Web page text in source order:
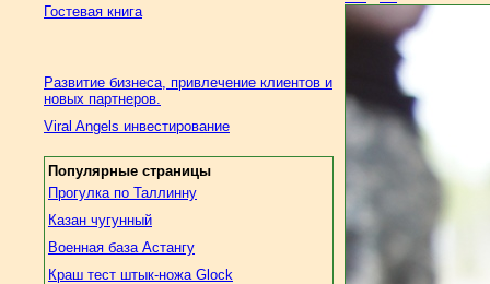
Гостевая книга
Развитие бизнеса, привлечение клиентов и
новых партнеров.
Viral Angels инвестирование
Популярные страницы
Прогулка по Таллинну
Казан чугунный
Военная база Астангу
Краш тест штык-ножа Glock